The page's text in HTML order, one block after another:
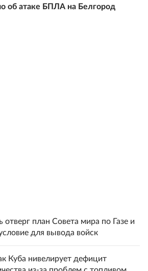
об атаке БПЛА на Белгород
отверг план Совета мира по Газе и
для вывода войск
Куба нивелирует дефицит